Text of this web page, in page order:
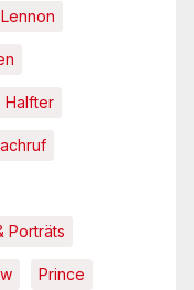
Halfter
Porträts
Prince